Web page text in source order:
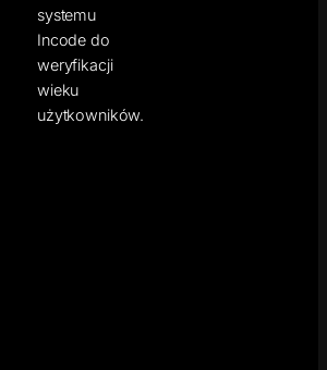
systemu
Incode do
weryfikacji
wieku
użytkowników.